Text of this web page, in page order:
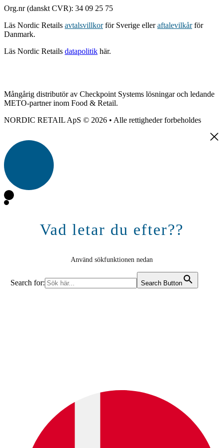
Org.nr (danskt CVR): 34 09 25 75
Läs Nordic Retails avtalsvillkor för Sverige elleraftalevilkår för
Danmark.
Läs Nordic Retails datapolitik här.
Mångårig distributör av Checkpoint Systems lösningar och ledande
METO-partner inom Food & Retail.
NORDIC RETAIL ApS © 2026 • Alle rettigheder forbeholdes
Vad letar du efter??
Använd sökfunktionen nedan
Search for: Search Button